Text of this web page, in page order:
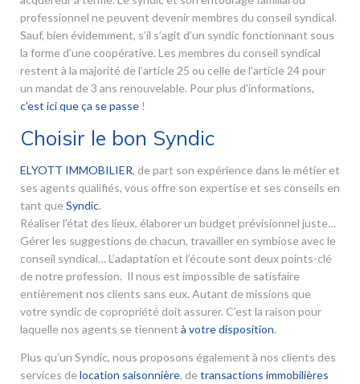
professionnel ne peuvent devenir membres du conseil syndical.
Sauf, bien évidemment, s’il s’agit d’un syndic fonctionnant sous
la forme d’une coopérative. Les membres du conseil syndical
restent à la majorité de l’article 25 ou celle de l’article 24 pour
un mandat de 3 ans renouvelable. Pour plus d’informations,
c’est ici que ça se passe !
Choisir le bon Syndic
ELYOTT IMMOBILIER, de part son expérience dans le métier et
ses agents qualifiés, vous offre son expertise et ses conseils en
tant que Syndic.
Réaliser l’état des lieux, élaborer un budget prévisionnel juste…
Gérer les suggestions de chacun, travailler en symbiose avec le
conseil syndical… L’adaptation et l’écoute sont deux points-clé
de notre profession. Il nous est impossible de satisfaire
entièrement nos clients sans eux. Autant de missions que
votre syndic de copropriété doit assurer. C’est la raison pour
laquelle nos agents se tiennent à votre disposition.
Plus qu’un Syndic, nous proposons également à nos clients des
services de location saisonnière, de transactions immobilières